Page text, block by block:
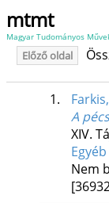
mtmt
Magyar Tudományos
Előző oldal
1.
A
XIV.
Nem